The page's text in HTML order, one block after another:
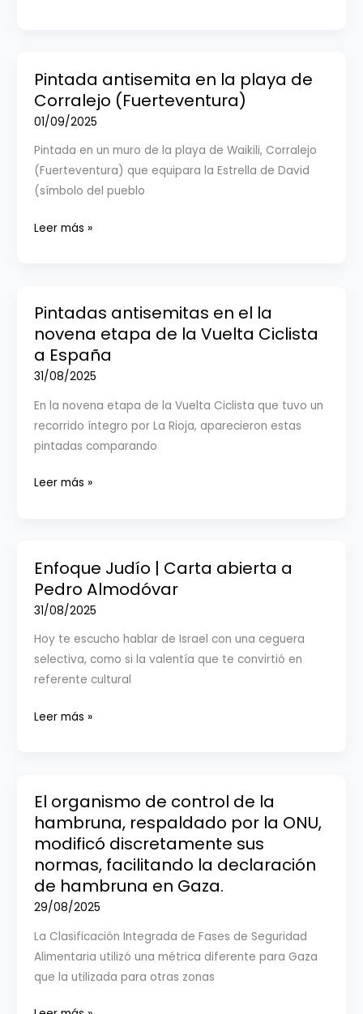
ministra
Sira
Rego
de
San
Pedro
Pintada antisemita en la playa de
Corralejo (Fuerteventura)
01/09/2025
Pintada en un muro de la playa de Waikili, Corralejo
(Fuerteventura) que equipara la Estrella de David
(símbolo del pueblo
Pintada
playa
de
Corralejo
(Fuerteventura)
Leer más »
Pintadas antisemitas en el la
novena etapa de la Vuelta Ciclista
a España
31/08/2025
En la novena etapa de la Vuelta Ciclista que tuvo un
recorrido íntegro por La Rioja, aparecieron estas
pintadas comparando
Pintadas
la
novena
etapa
la
Vuelta
Ciclista
España
Leer más »
Enfoque Judío | Carta abierta a
Pedro Almodóvar
31/08/2025
Hoy te escucho hablar de Israel con una ceguera
selectiva, como si la valentía que te convirtió en
referente cultural
Enfoque
abierta
a
Pedro
Almodóvar
Leer más »
El organismo de control de la
hambruna, respaldado por la ONU,
modificó discretamente sus
normas, facilitando la declaración
de hambruna en Gaza.
29/08/2025
La Clasificación Integrada de Fases de Seguridad
Alimentaria utilizó una métrica diferente para Gaza
que la utilizada para otras zonas